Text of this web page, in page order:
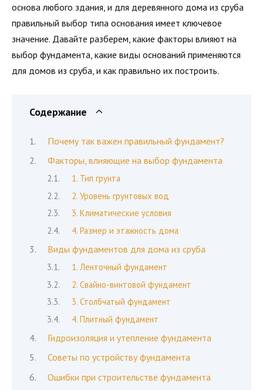
основа любого здания, и для деревянного дома из сруба
правильный выбор типа основания имеет ключевое
значение. Давайте разберем, какие факторы влияют на
выбор фундамента, какие виды оснований применяются
для домов из сруба, и как правильно их построить.
Содержание
Почему так важен правильный фундамент?
Факторы, влияющие на выбор фундамента
1. Тип грунта
2. Уровень грунтовых вод
3. Климатические условия
4. Размер и этажность дома
Виды фундаментов для дома из сруба
1. Ленточный фундамент
2. Свайно-винтовой фундамент
3. Столбчатый фундамент
4. Плитный фундамент
Гидроизоляция и утепление фундамента
Советы по устройству фундамента
Ошибки при строительстве фундамента